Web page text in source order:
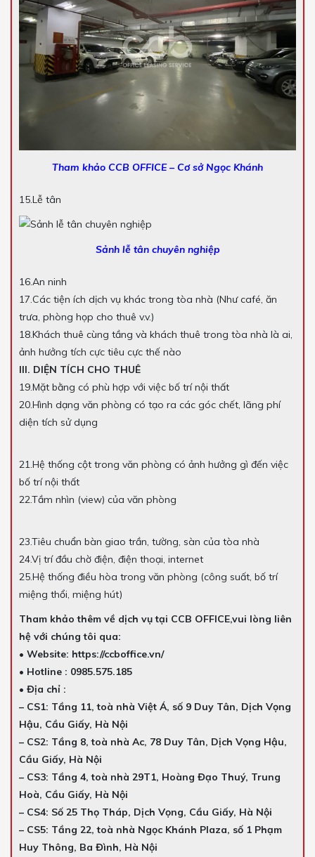
Tham khảo CCB OFFICE – Cơ sở Ngọc Khánh
15.Lễ tân
Sảnh lễ tân chuyên nghiệp
16.An ninh
17.Các tiện ích dịch vụ khác trong tòa nhà (Như café, ăn
trưa, phòng họp cho thuê v.v.)
18.Khách thuê cùng tầng và khách thuê trong tòa nhà là ai,
ảnh hưởng tích cực tiêu cực thế nào
III. DIỆN TÍCH CHO THUÊ
19.Mặt bằng có phù hợp với việc bố trí nội thất
20.Hình dạng văn phòng có tạo ra các góc chết, lãng phí
diện tích sử dụng
21.Hệ thống cột trong văn phòng có ảnh hưởng gì đến việc
bố trí nội thất
22.Tầm nhìn (view) của văn phòng
23.Tiêu chuẩn bàn giao trần, tường, sàn của tòa nhà
24.Vị trí đầu chờ điện, điện thoại, internet
25.Hệ thống điều hòa trong văn phòng (công suất, bố trí
miệng thổi, miệng hút)
Tham khảo thêm về dịch vụ tại CCB OFFICE,vui lòng liên
hệ với chúng tôi qua:
• Website: https://ccboffice.vn/
• Hotline : 0985.575.185
• Địa chỉ :
– CS1: Tầng 11, toà nhà Việt Á, số 9 Duy Tân, Dịch Vọng
Hậu, Cầu Giấy, Hà Nội
– CS2: Tầng 8, toà nhà Ac, 78 Duy Tân, Dịch Vọng Hậu,
Cầu Giấy, Hà Nội
– CS3: Tầng 4, toà nhà 29T1, Hoàng Đạo Thuý, Trung
Hoà, Cầu Giấy, Hà Nội
– CS4: Số 25 Thọ Tháp, Dịch Vọng, Cầu Giấy, Hà Nội
– CS5: Tầng 22, toà nhà Ngọc Khánh Plaza, số 1 Phạm
Huy Thông, Ba Đình, Hà Nội